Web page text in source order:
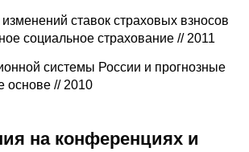
ставок страховых взносов
социальное страхование // 2011
системы России и прогнозные
основе // 2010
на конференциях и